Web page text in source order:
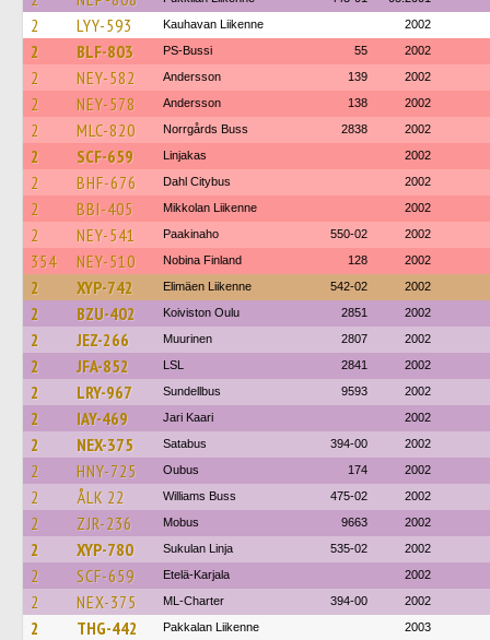
2 LYY-593 Kauhavan Liikenne 2002
2 BLF-803 PS-Bussi 55 2002
2 NEY-582 Andersson 139 2002
2 NEY-578 Andersson 138 2002
2 MLC-820 Norrgårds Buss 2838 2002
2 SCF-659 Linjakas 2002
2 BHF-676 Dahl Citybus 2002
2 BBI-405 Mikkolan Liikenne 2002
2 NEY-541 Paakinaho 550-02 2002
354 NEY-510 Nobina Finland 128 2002
2 XYP-742 Elimäen Liikenne 542-02 2002
2 BZU-402 Koiviston Oulu 2851 2002
2 JEZ-266 Muurinen 2807 2002
2 JFA-852 LSL 2841 2002
2 LRY-967 Sundellbus 9593 2002
2 IAY-469 Jari Kaari 2002
2 NEX-375 Satabus 394-00 2002
2 HNY-725 Oubus 174 2002
2 ÅLK 22 Williams Buss 475-02 2002
2 ZJR-236 Mobus 9663 2002
2 XYP-780 Sukulan Linja 535-02 2002
2 SCF-659 Etelä-Karjala 2002
2 NEX-375 ML-Charter 394-00 2002
2 THG-442 Pakkalan Liikenne 2003